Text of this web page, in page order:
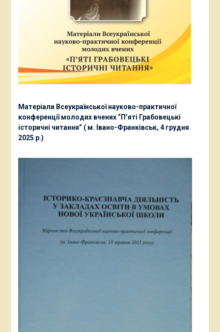
Матеріали Всеукраїнської науково-практичної
конференції молодих вчених “П’яті Грабовецькі
історичні читання” ( м. Івано-Франківськ, 4 грудня
2025 р.)